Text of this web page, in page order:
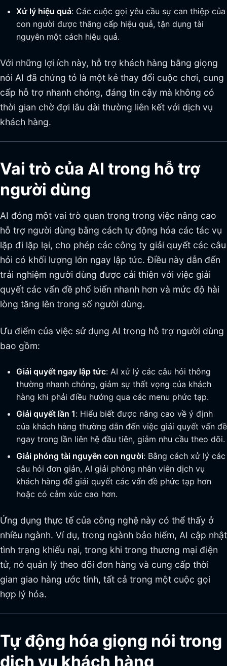
Xử lý hiệu quả: Các cuộc gọi yêu cầu sự can thiệp của
con người được thăng cấp hiệu quả, tận dụng tài
nguyên một cách hiệu quả.
Với những lợi ích này, hỗ trợ khách hàng bằng giọng
nói AI đã chứng tỏ là một kẻ thay đổi cuộc chơi, cung
cấp hỗ trợ nhanh chóng, đáng tin cậy mà không có
thời gian chờ đợi lâu dài thường liên kết với dịch vụ
khách hàng.
Vai trò của AI trong hỗ trợ
người dùng
AI đóng một vai trò quan trọng trong việc nâng cao
hỗ trợ người dùng bằng cách tự động hóa các tác vụ
lặp đi lặp lại, cho phép các công ty giải quyết các câu
hỏi có khối lượng lớn ngay lập tức. Điều này dẫn đến
trải nghiệm người dùng được cải thiện với việc giải
quyết các vấn đề phổ biến nhanh hơn và mức độ hài
lòng tăng lên trong số người dùng.
Ưu điểm của việc sử dụng AI trong hỗ trợ người dùng
bao gồm:
Giải quyết ngay lập tức: AI xử lý các câu hỏi thông
thường nhanh chóng, giảm sự thất vọng của khách
hàng khi phải điều hướng qua các menu phức tạp.
Giải quyết lần 1: Hiểu biết được nâng cao về ý định
của khách hàng thường dẫn đến việc giải quyết vấn đề
ngay trong lần liên hệ đầu tiên, giảm nhu cầu theo dõi.
Giải phóng tài nguyên con người: Bằng cách xử lý các
câu hỏi đơn giản, AI giải phóng nhân viên dịch vụ
khách hàng để giải quyết các vấn đề phức tạp hơn
hoặc có cảm xúc cao hơn.
Ứng dụng thực tế của công nghệ này có thể thấy ở
nhiều ngành. Ví dụ, trong ngành bảo hiểm, AI cập nhật
tình trạng khiếu nại, trong khi trong thương mại điện
tử, nó quản lý theo dõi đơn hàng và cung cấp thời
gian giao hàng ước tính, tất cả trong một cuộc gọi
hợp lý hóa.
Tự động hóa giọng nói trong
dịch vụ khách hàng